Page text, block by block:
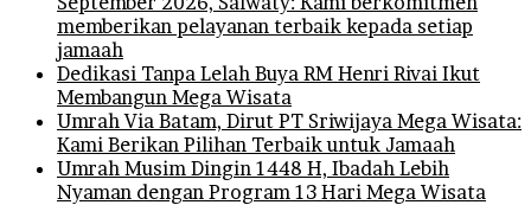
memberikan pelayanan terbaik kepada setiap
jamaah
Dedikasi Tanpa Lelah Buya RM Henri Rivai Ikut
Membangun Mega Wisata
Umrah Via Batam, Dirut PT Sriwijaya Mega Wisata:
Kami Berikan Pilihan Terbaik untuk Jamaah
Umrah Musim Dingin 1448 H, Ibadah Lebih
Nyaman dengan Program 13 Hari Mega Wisata